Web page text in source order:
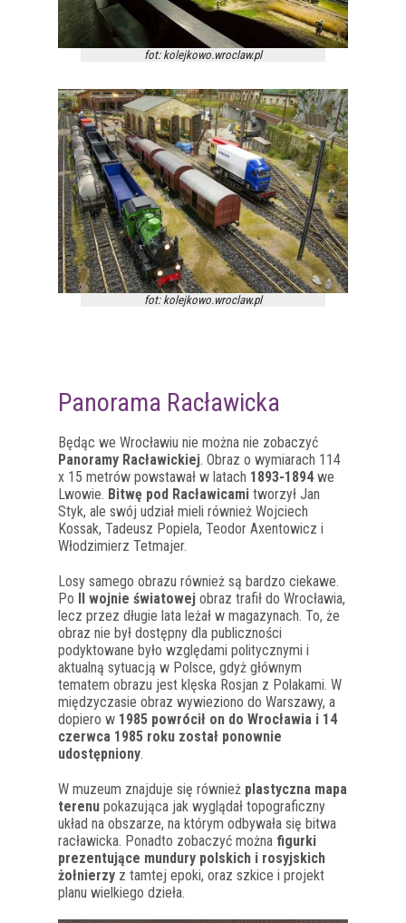
fot: kolejkowo.wroclaw.pl
fot: kolejkowo.wroclaw.pl
Panorama Racławicka
Będąc we Wrocławiu nie można nie zobaczyć
Panoramy Racławickiej. Obraz o wymiarach 114
x 15 metrów powstawał w latach 1893-1894we
Lwowie. Bitwę pod Racławicami tworzył Jan
Styk, ale swój udział mieli również Wojciech
Kossak, Tadeusz Popiela, Teodor Axentowicz i
Włodzimierz Tetmajer.
Losy samego obrazu również są bardzo ciekawe.
Po II wojnie światowej obraz trafił do Wrocławia,
lecz przez długie lata leżał w magazynach. To, że
obraz nie był dostępny dla publiczności
podyktowane było względami politycznymi i
aktualną sytuacją w Polsce, gdyż głównym
tematem obrazu jest klęska Rosjan z Polakami. W
międzyczasie obraz wywieziono do Warszawy, a
dopiero w 1985 powrócił on do Wrocławia i 14
czerwca 1985 roku został ponownie
udostępniony.
W muzeum znajduje się również plastyczna mapa
terenu pokazująca jak wyglądał topograficzny
układ na obszarze, na którym odbywała się bitwa
racławicka. Ponadto zobaczyć można figurki
prezentujące mundury polskich i rosyjskich
żołnierzy z tamtej epoki, oraz szkice i projekt
planu wielkiego dzieła.